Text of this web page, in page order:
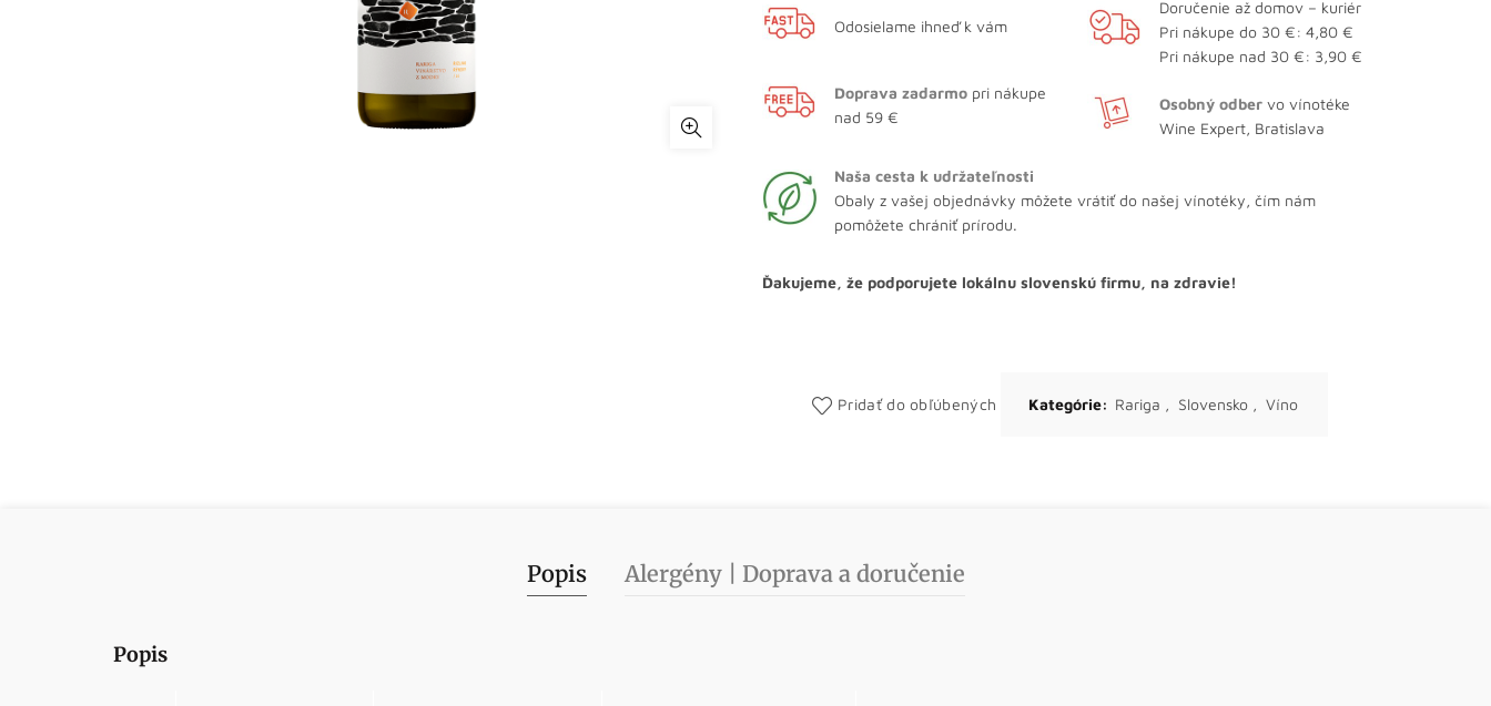
Odosielame ihneď k vám
Doprava zadarmo pri nákupe
nad 59 €
Doručenie až domov – kuriér
Pri nákupe do 30 €: 4,80 €
Pri nákupe nad 30 €: 3,90 €
Osobný odbervo vínotéke
Wine Expert, Bratislava
Naša cesta k udržateľnosti
Obaly z vašej objednávky môžete vrátiť do našej vínotéky, čím nám
pomôžete chrániť prírodu.
Ďakujeme, že podporujete lokálnu slovenskú firmu, na zdravie!
Pridať do obľúbených Kategórie: Rariga , Slovensko , Víno
Popis Alergény | Doprava a doručenie
Popis